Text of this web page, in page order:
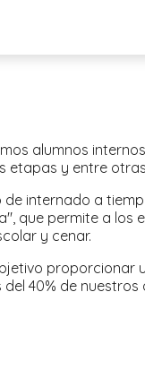
alumnos
etapas y entre
internado a
que permite a los
y cenar.
proporcionar
40% de